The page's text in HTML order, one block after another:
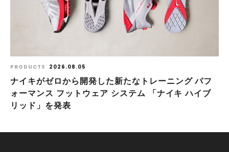
PRODUCTS 2026.08.05
ナイキがゼロから開発した新たなトレーニング パフ
ォーマンス フットウェア システム 「ナイキ ハイブ
リッド」を発表